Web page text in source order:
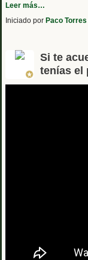
Leer más…
Iniciado por Paco
Si te
tenías el